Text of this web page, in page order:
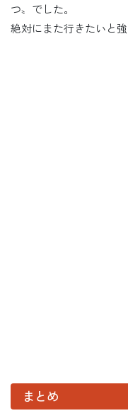
つ〟でした。
絶対にまた行きたいと
まとめ